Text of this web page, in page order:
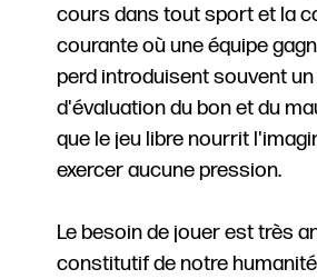
cours dans tout sport et la
courante où une équipe
perd introduisent souvent
d'évaluation du bon et du
que le jeu libre nourrit
exercer aucune pression.
Le besoin de jouer est très
constitutif de notre